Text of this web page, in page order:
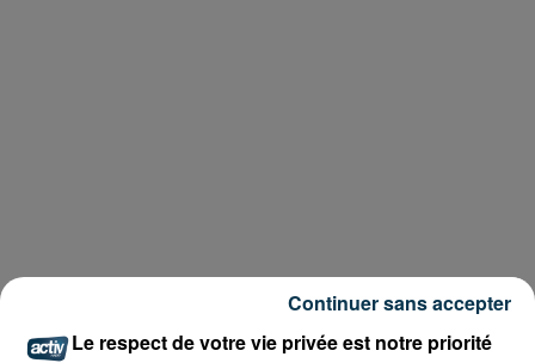
Le respect de votre vie privée est notre priorité
Continuer sans accepter